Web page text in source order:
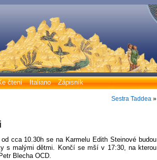
čtení Italiano Zápisník
Sestra Taddea »
cca 10.30h se na Karmelu Edith Steinové budou
s malými dětmi. Končí se mší v 17:30, na kterou
Blecha OCD.